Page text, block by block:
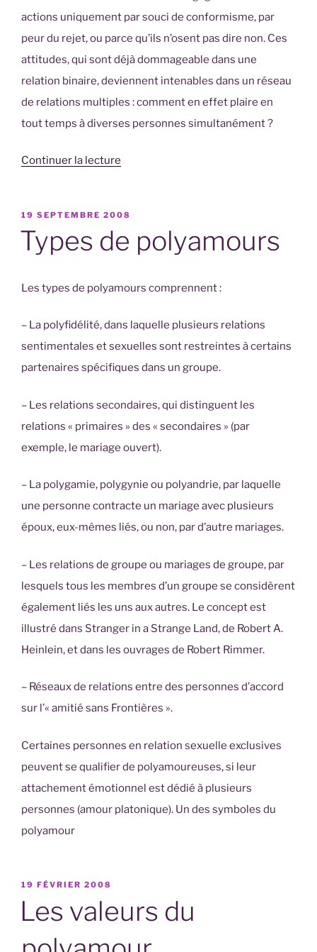
actions uniquement par souci de conformisme, par
peur du rejet, ou parce qu’ils n’osent pas dire non. Ces
attitudes, qui sont déjà dommageable dans une
relation binaire, deviennent intenables dans un réseau
de relations multiples : comment en effet plaire en
tout temps à diverses personnes simultanément ?
Continuer la lecture
PUBLIÉ
19 SEPTEMBRE 2008
Types de polyamours
Les types de polyamours comprennent :
– La polyfidélité, dans laquelle plusieurs relations
sentimentales et sexuelles sont restreintes à certains
partenaires spécifiques dans un groupe.
– Les relations secondaires, qui distinguent les
relations « primaires » des « secondaires » (par
exemple, le mariage ouvert).
– La polygamie, polygynie ou polyandrie, par laquelle
une personne contracte un mariage avec plusieurs
époux, eux-mêmes liés, ou non, par d’autre mariages.
– Les relations de groupe ou mariages de groupe, par
lesquels tous les membres d’un groupe se considèrent
également liés les uns aux autres. Le concept est
illustré dans Stranger in a Strange Land, de Robert A.
Heinlein, et dans les ouvrages de Robert Rimmer.
– Réseaux de relations entre des personnes d’accord
sur l’« amitié sans Frontières ».
Certaines personnes en relation sexuelle exclusives
peuvent se qualifier de polyamoureuses, si leur
attachement émotionnel est dédié à plusieurs
personnes (amour platonique). Un des symboles du
polyamour
PUBLIÉ
19 FÉVRIER 2008
Les valeurs du